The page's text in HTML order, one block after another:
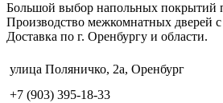
Большой выбор напольных покрытий
Производство межкомнатных дверей
Доставка по г. Оренбургу и области.
улица Поляничко, 2а, Оренбург
+7 (903) 395-18-33